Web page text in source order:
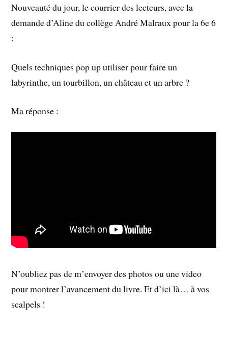
Nouveauté du jour, le courrier des lecteurs, avec la
demande d’Aline du collège André Malraux pour la 6e 6
:
Quels techniques pop up utiliser pour faire un
labyrinthe, un tourbillon, un château et un arbre ?
Ma réponse :
N’oubliez pas de m’envoyer des photos ou une video
pour montrer l’avancement du livre. Et d’ici là… à vos
scalpels !